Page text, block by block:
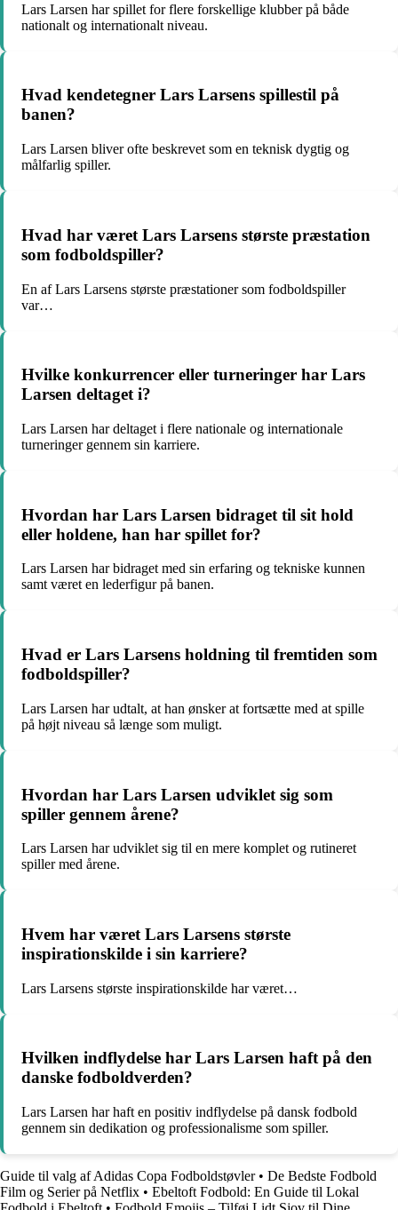
Lars Larsen har spillet for flere forskellige klubber på både
nationalt og internationalt niveau.
Hvad kendetegner Lars Larsens spillestil på
banen?
Lars Larsen bliver ofte beskrevet som en teknisk dygtig og
målfarlig spiller.
Hvad har været Lars Larsens største præstation
som fodboldspiller?
En af Lars Larsens største præstationer som fodboldspiller
var…
Hvilke konkurrencer eller turneringer har Lars
Larsen deltaget i?
Lars Larsen har deltaget i flere nationale og internationale
turneringer gennem sin karriere.
Hvordan har Lars Larsen bidraget til sit hold
eller holdene, han har spillet for?
Lars Larsen har bidraget med sin erfaring og tekniske kunnen
samt været en lederfigur på banen.
Hvad er Lars Larsens holdning til fremtiden som
fodboldspiller?
Lars Larsen har udtalt, at han ønsker at fortsætte med at spille
på højt niveau så længe som muligt.
Hvordan har Lars Larsen udviklet sig som
spiller gennem årene?
Lars Larsen har udviklet sig til en mere komplet og rutineret
spiller med årene.
Hvem har været Lars Larsens største
inspirationskilde i sin karriere?
Lars Larsens største inspirationskilde har været…
Hvilken indflydelse har Lars Larsen haft på den
danske fodboldverden?
Lars Larsen har haft en positiv indflydelse på dansk fodbold
gennem sin dedikation og professionalisme som spiller.
Guide til valg af Adidas Copa Fodboldstøvler• De Bedste Fodbold
Film og Serier på Netflix • Ebeltoft Fodbold: En Guide til Lokal